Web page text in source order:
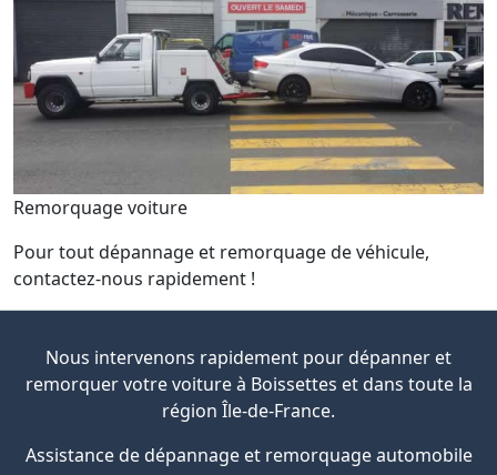
Remorquage voiture
Pour tout dépannage et remorquage de véhicule,
contactez-nous rapidement !
Nous intervenons rapidement pour dépanner et
remorquer votre voiture à Boissettes et dans toute la
région Île-de-France.
Assistance de dépannage et remorquage automobile